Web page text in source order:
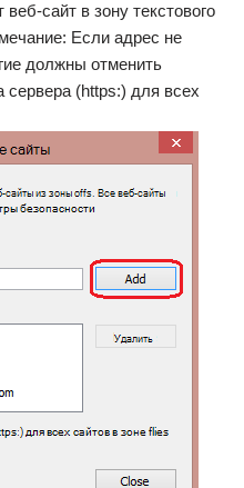
сайт в зону текстового
Если адрес не
должны отменить
сервера (https:) для всех